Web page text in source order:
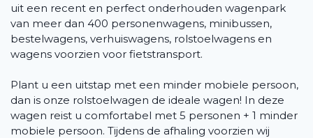
uit een recent en perfect onderhouden wagenpark
van meer dan 400 personenwagens, minibussen,
bestelwagens, verhuiswagens, rolstoelwagens en
wagens voorzien voor fietstransport.
Plant u een uitstap met een minder mobiele persoon,
dan is onze rolstoelwagen de ideale wagen! In deze
wagen reist u comfortabel met 5 personen + 1 minder
mobiele persoon. Tijdens de afhaling voorzien wij